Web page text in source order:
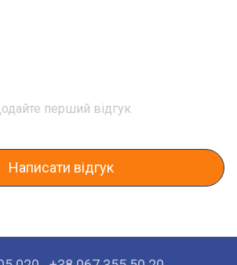
перший відгук
Написати відгук